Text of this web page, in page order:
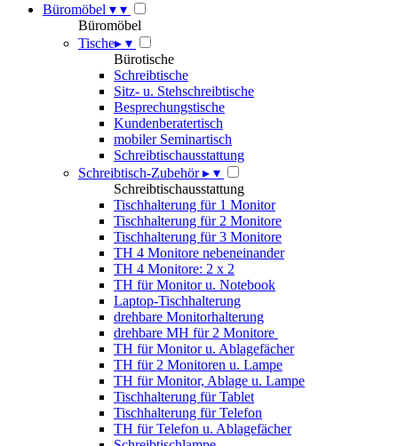
Büromöbel ▾ ▾
Büromöbel
Tische▸ ▾
Bürotische
Schreibtische
Sitz- u. Stehschreibtische
Besprechungstische
Kundenberatertisch
mobiler Seminartisch
Schreibtischausstattung
Schreibtisch-Zubehör▸ ▾
Schreibtischausstattung
Tischhalterung für 1 Monitor
Tischhalterung für 2 Monitore
Tischhalterung für 3 Monitore
TH 4 Monitore nebeneinander
TH 4 Monitore: 2 x 2
TH für Monitor u. Notebook
Laptop-Tischhalterung
drehbare Monitorhalterung
drehbare MH für 2 Monitore
TH für Monitor u. Ablagefächer
TH für 2 Monitoren u. Lampe
TH für Monitor, Ablage u. Lampe
Tischhalterung für Tablet
Tischhalterung für Telefon
TH für Telefon u. Ablagefächer